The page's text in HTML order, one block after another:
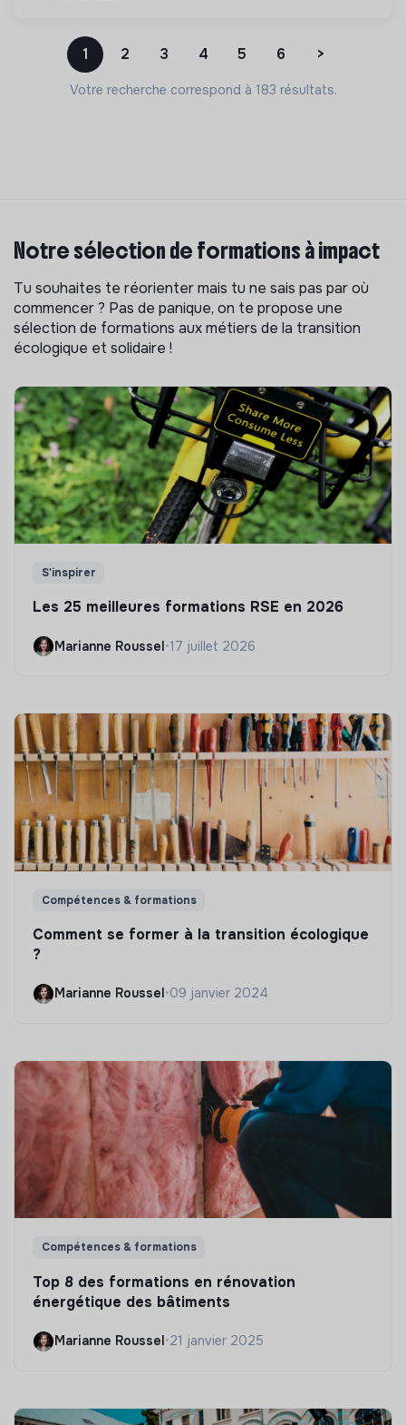
1 2 3 4 5 6 >
Votre recherche correspond à 183 résultats.
Notre sélection de formations à impact
Tu souhaites te réorienter mais tu ne sais pas par où
commencer ? Pas de panique, on te propose une
sélection de formations aux métiers de la transition
écologique et solidaire !
S'inspirer
Les 25 meilleures formations RSE en 2026
Marianne Roussel•17 juillet 2026
Compétences & formations
Comment se former à la transition écologique
?
Marianne Roussel •09 janvier 2024
Compétences & formations
Top 8 des formations en rénovation
énergétique des bâtiments
Marianne Roussel•21 janvier 2025